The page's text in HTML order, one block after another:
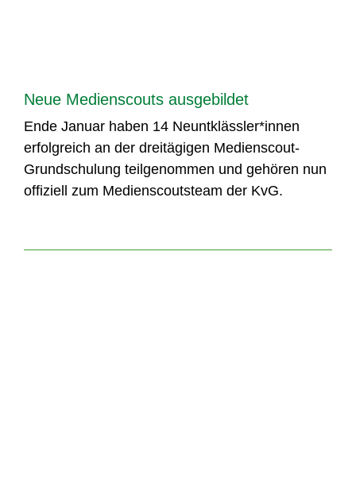
Neue Medienscouts ausgebildet
Ende Januar haben 14 Neuntklässler*innen
erfolgreich an der dreitägigen Medienscout-
Grundschulung teilgenommen und gehören nun
offiziell zum Medienscoutsteam der KvG.